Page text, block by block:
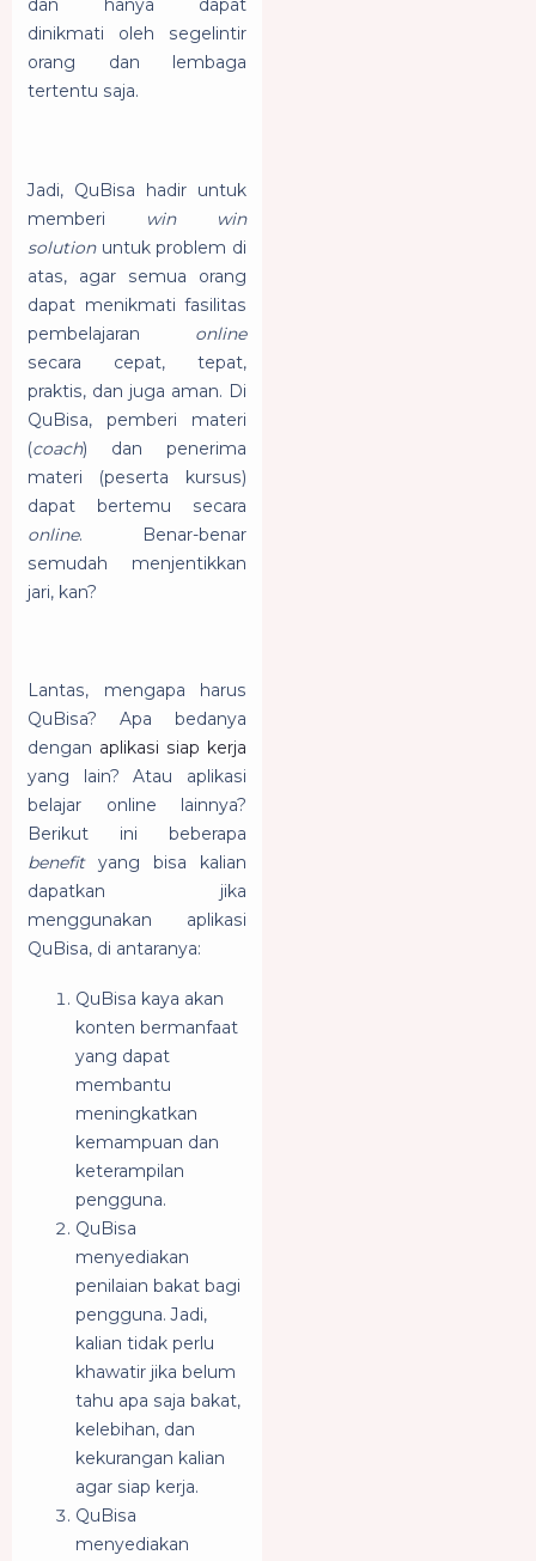
dan hanya dapat
dinikmati oleh segelintir
orang dan lembaga
tertentu saja.
Jadi, QuBisa hadir untuk
memberi
win win
solution untuk problem di
atas, agar semua orang
dapat menikmati fasilitas
pembelajaran online
secara cepat, tepat,
praktis, dan juga aman. Di
QuBisa, pemberi materi
(coach) dan penerima
materi (peserta kursus)
dapat bertemu secara
online. Benar-benar
semudah menjentikkan
jari, kan?
Lantas, mengapa harus
QuBisa? Apa bedanya
dengan aplikasi siap kerja
yang lain? Atau aplikasi
belajar online lainnya?
Berikut ini beberapa
benefit yang bisa kalian
dapatkan jika
menggunakan aplikasi
QuBisa, di antaranya:
QuBisa kaya akan
konten bermanfaat
yang dapat
membantu
meningkatkan
kemampuan dan
keterampilan
pengguna.
QuBisa
menyediakan
penilaian bakat bagi
pengguna. Jadi,
kalian tidak perlu
khawatir jika belum
tahu apa saja bakat,
kelebihan, dan
kekurangan kalian
agar siap kerja.
QuBisa
menyediakan